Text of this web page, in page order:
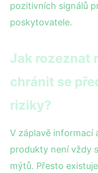
pozitivních signálů
poskytovatele.
Jak rozeznat
chránit se
riziky?
V záplavě informací
produkty není vždy
mýtů. Přesto